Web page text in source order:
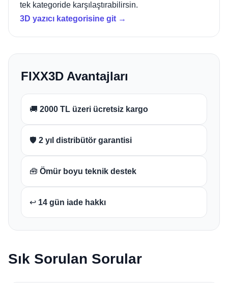
tek kategoride karşılaştırabilirsin.
3D yazıcı kategorisine git →
FIXX3D Avantajları
🚚 2000 TL üzeri ücretsiz kargo
🛡️ 2 yıl distribütör garantisi
🧰 Ömür boyu teknik destek
↩️ 14 gün iade hakkı
Sık Sorulan Sorular